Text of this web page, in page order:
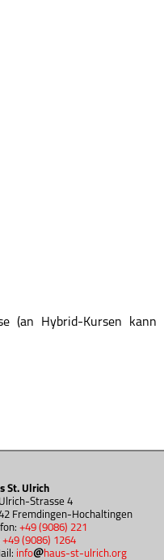
(an Hybrid-Kursen
St. Ulrich
Strasse 4
Fremdingen-Hochaltingen
+49 (9086) 221
+49 (9086) 1264
info haus-st-ulrich.org